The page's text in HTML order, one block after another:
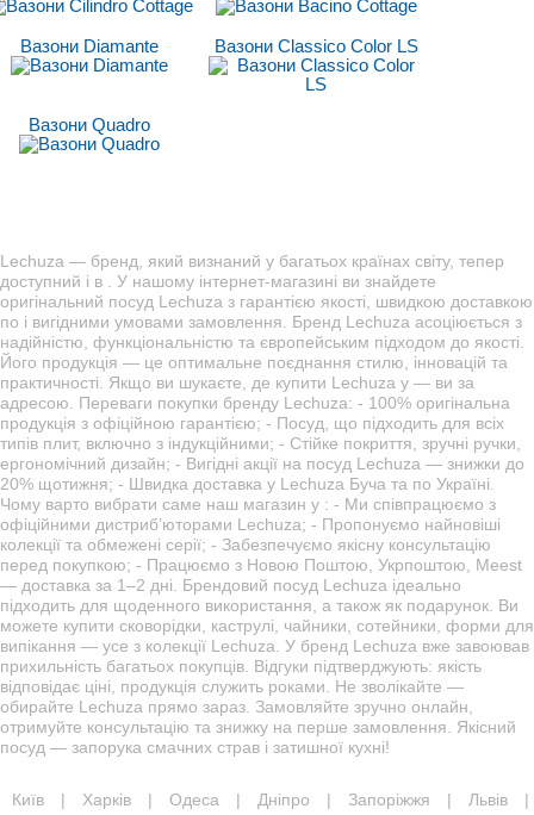
Вазони Diamante Вазони Classico Сolor LS
Вазони Quadro
Lechuza — бренд, який визнаний у багатьох країнах світу, тепер
доступний і в . У нашому інтернет-магазині ви знайдете
оригінальний посуд Lechuza з гарантією якості, швидкою доставкою
по і вигідними умовами замовлення. Бренд Lechuza асоціюється з
надійністю, функціональністю та європейським підходом до якості.
Його продукція — це оптимальне поєднання стилю, інновацій та
практичності. Якщо ви шукаєте, де купити Lechuza у — ви за
адресою. Переваги покупки бренду Lechuza: - 100% оригінальна
продукція з офіційною гарантією; - Посуд, що підходить для всіх
типів плит, включно з індукційними; - Стійке покриття, зручні ручки,
ергономічний дизайн; - Вигідні акції на посуд Lechuza — знижки до
20% щотижня; - Швидка доставка у Lechuza Буча та по Україні.
Чому варто вибрати саме наш магазин у : - Ми співпрацюємо з
офіційними дистриб’юторами Lechuza; - Пропонуємо найновіші
колекції та обмежені серії; - Забезпечуємо якісну консультацію
перед покупкою; - Працюємо з Новою Поштою, Укрпоштою, Meest
— доставка за 1–2 дні. Брендовий посуд Lechuza ідеально
підходить для щоденного використання, а також як подарунок. Ви
можете купити сковорідки, каструлі, чайники, сотейники, форми для
випікання — усе з колекції Lechuza. У бренд Lechuza вже завоював
прихильність багатьох покупців. Відгуки підтверджують: якість
відповідає ціні, продукція служить роками. Не зволікайте —
обирайте Lechuza прямо зараз. Замовляйте зручно онлайн,
отримуйте консультацію та знижку на перше замовлення. Якісний
посуд — запорука смачних страв і затишної кухні!
Київ | Харків | Одеса | Дніпро | Запоріжжя | Львів |